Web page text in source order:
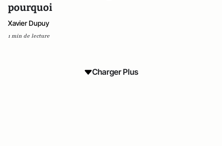
pourquoi
Xavier Dupuy
1 min de lecture
Charger Plus